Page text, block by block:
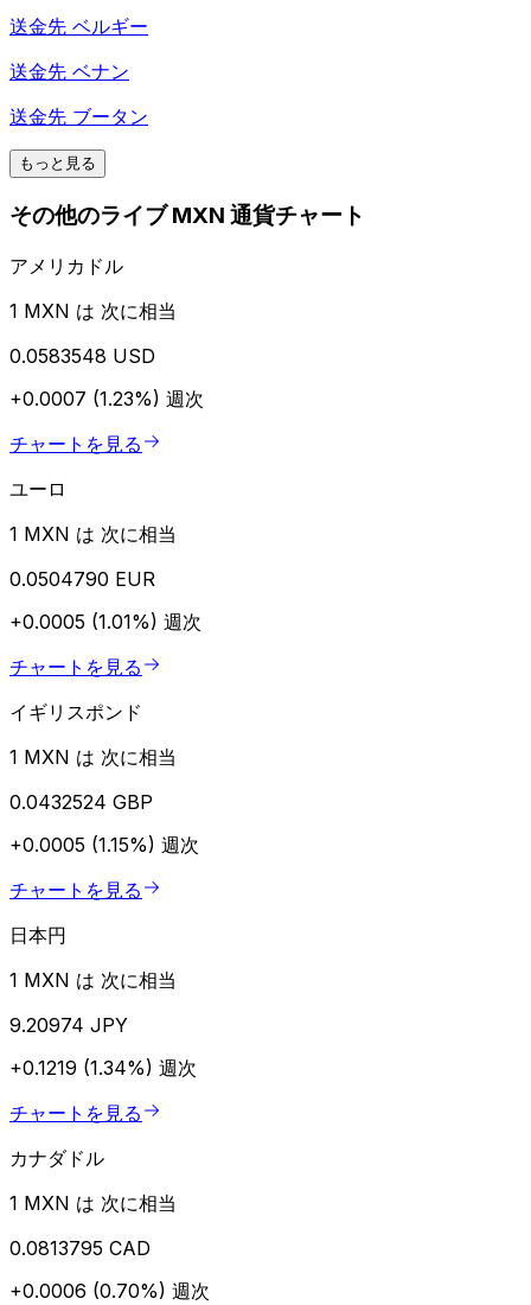
送金先 ベルギー
送金先 ベナン
送金先 ブータン
もっと見る
その他のライブ MXN 通貨チャート
アメリカドル
1 MXN は 次に相当
0.0583548 USD
+0.0007 (1.23%) 週次
チャートを見る
ユーロ
1 MXN は 次に相当
0.0504790 EUR
+0.0005 (1.01%) 週次
チャートを見る
イギリスポンド
1 MXN は 次に相当
0.0432524 GBP
+0.0005 (1.15%) 週次
チャートを見る
日本円
1 MXN は 次に相当
9.20974 JPY
+0.1219 (1.34%) 週次
チャートを見る
カナダドル
1 MXN は 次に相当
0.0813795 CAD
+0.0006 (0.70%) 週次